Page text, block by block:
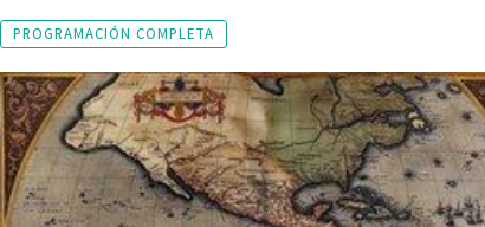
PROGRAMACIÓN COMPLETA